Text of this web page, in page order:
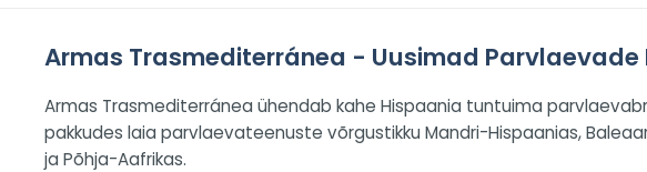
Armas Trasmediterránea - Uusimad
Armas Trasmediterránea ühendab kahe Hispaania tuntuima
pakkudes laia parvlaevateenuste võrgustikku Mandri-Hispaanias,
ja Põhja-Aafrikas.